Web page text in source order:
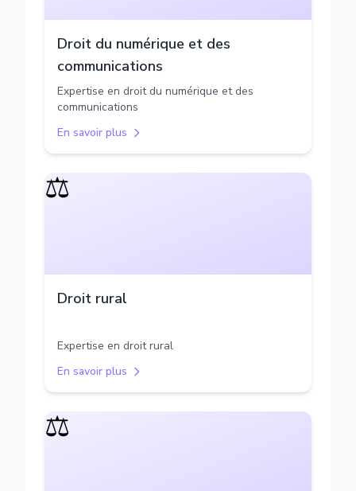
Droit du numérique et des
communications
Expertise en droit du numérique et des
communications
En savoir plus
⚖️
Droit rural
Expertise en droit rural
En savoir plus
⚖️